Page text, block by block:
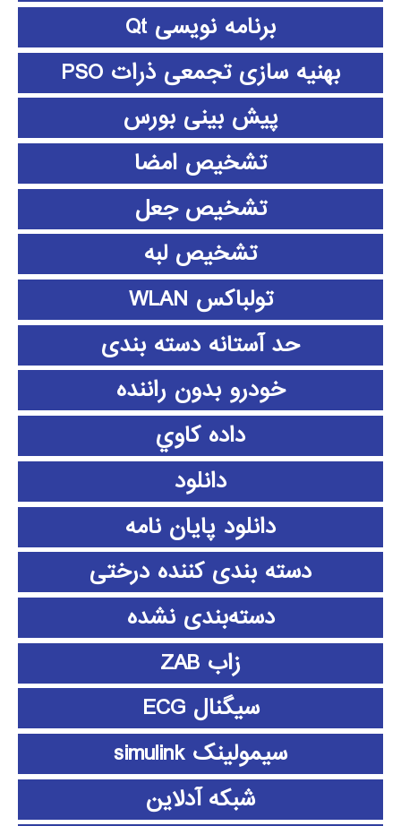
برنامه نویسی Qt
بهنیه سازی تجمعی ذرات PSO
پیش بینی بورس
تشخیص امضا
تشخیص جعل
تشخیص لبه
تولباکس WLAN
حد آستانه دسته بندی
خودرو بدون راننده
داده كاوي
دانلود
دانلود پايان نامه
دسته بندی کننده درختی
دسته‌بندی نشده
زاب ZAB
سیگنال ECG
سیمولینک simulink
شبکه آدلاین